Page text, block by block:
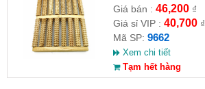
(HĐ)
Giá bán : 46,200₫
Giá sỉ VIP : 40,700₫
Mã SP: 9662
Xem chi tiết
Tạm hết hàng